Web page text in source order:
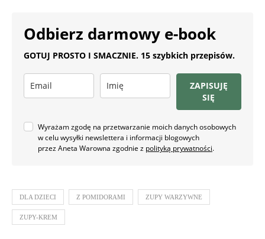
Odbierz darmowy e-book
GOTUJ PROSTO I SMACZNIE. 15 szybkich przepisów.
ZAPISUJĘ
SIĘ
Wyrażam zgodę na przetwarzanie moich danych osobowych
w celu wysyłki newslettera i informacji blogowych
przez Aneta Warowna zgodnie z polityką prywatności.
DLA DZIECI Z POMIDORAMI ZUPY WARZYWNE
ZUPY-KREM